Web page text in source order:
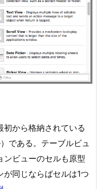
から格納されている
である。テーブルビュ
ンビューのセルも原型
同じならばセルは1つ